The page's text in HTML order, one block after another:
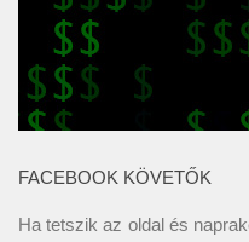
FACEBOOK KÖVETŐK
Ha tetszik az oldal és